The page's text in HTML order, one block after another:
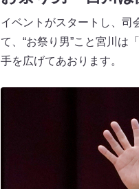
イベントがスタートし、司
て、“お祭り男”こと宮川は
手を広げてあおります。